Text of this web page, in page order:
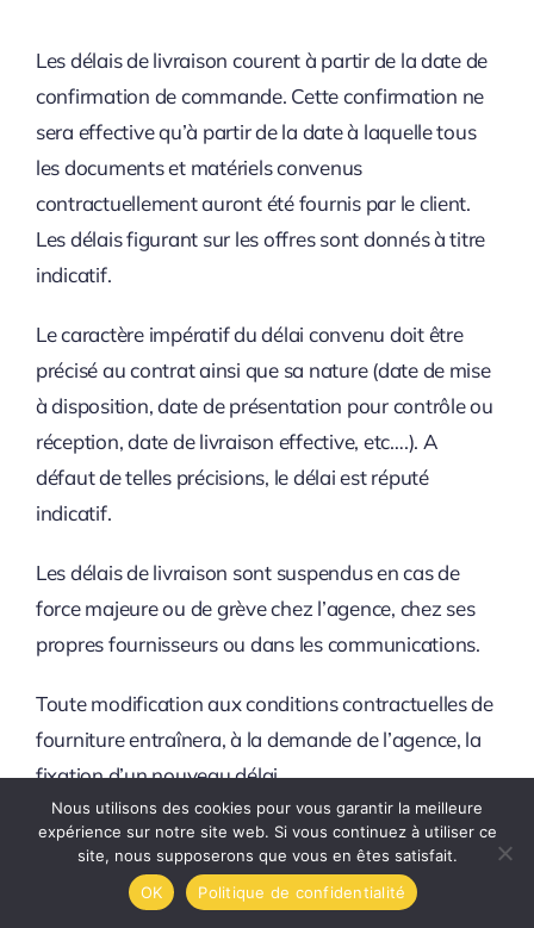
Les délais de livraison courent à partir de la date de
confirmation de commande. Cette confirmation ne
sera effective qu’à partir de la date à laquelle tous
les documents et matériels convenus
contractuellement auront été fournis par le client.
Les délais figurant sur les offres sont donnés à titre
indicatif.
Le caractère impératif du délai convenu doit être
précisé au contrat ainsi que sa nature (date de mise
à disposition, date de présentation pour contrôle ou
réception, date de livraison effective, etc….). A
défaut de telles précisions, le délai est réputé
indicatif.
Les délais de livraison sont suspendus en cas de
force majeure ou de grève chez l’agence, chez ses
propres fournisseurs ou dans les communications.
Toute modification aux conditions contractuelles de
fourniture entraînera, à la demande de l’agence, la
fixation d’un nouveau délai.
Les délais contractuels sont prolongés à la
demande de l’agence ou du client, pour toute cause
indépendante de leur volonté et ayant placé le
Nous utilisons des cookies pour vous garantir la meilleure
expérience sur notre site web. Si vous continuez à utiliser ce
site, nous supposerons que vous en êtes satisfait.
OK
Politique de confidentialité